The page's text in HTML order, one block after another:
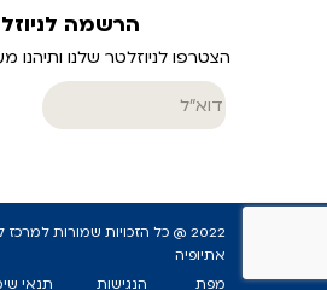
הרשמה
הצטרפו לניוזלטר שלנו ותיהנו
2022 @ כל הזכויות שמורות
אתיופיה
מפת
הנגישות תנאי